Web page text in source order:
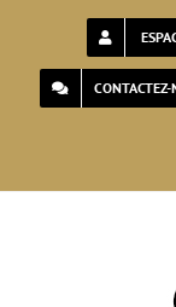
contenu
CONTACTEZ-